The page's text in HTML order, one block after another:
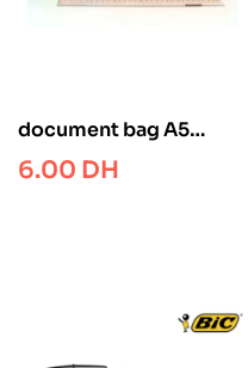
document bag A5
Tranbo
6.00 DH